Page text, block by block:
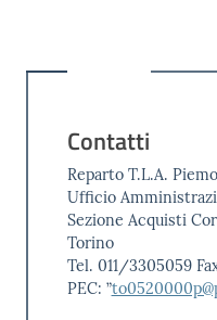
Contatti
Reparto T.L.A.
Ufficio
Sezione Acquisti
Torino
Tel. 011/3305059
PEC: ”